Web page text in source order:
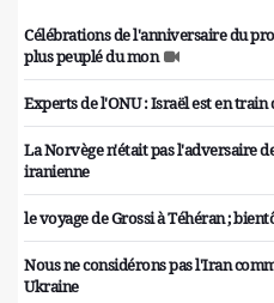
Célébrations de l'anniversaire du
plus peuplé du mon
Experts de l'ONU : Israël est en
La Norvège n'était pas l'adversaire
iranienne
le voyage de Grossi à Téhéran ;
Nous ne considérons pas l'Iran
Ukraine